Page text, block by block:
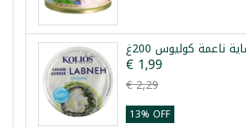
ناعمة كوليوس 200غ
€ 1,99
€ 2,29
13% OFF